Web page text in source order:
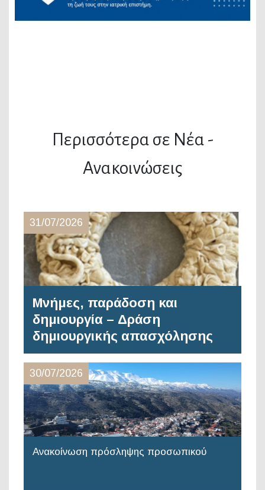
Περισσότερα σε Νέα -
Ανακοινώσεις
31/07/2026
Μνήμες, παράδοση και
δημιουργία – Δράση
δημιουργικής απασχόλησης
30/07/2026
Ανακοίνωση πρόσληψης προσωπικού